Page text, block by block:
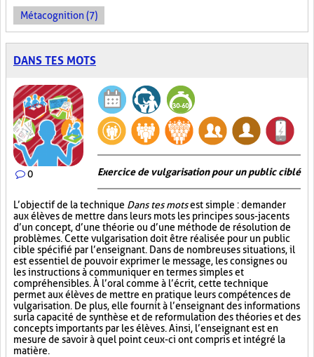
Métacognition (7)
DANS TES MOTS
0 Exercice de vulgarisation pour un public ciblé
L’objectif de la technique Dans tes motsest simple : demander
aux élèves de mettre dans leurs mots les principes sous-jacents
d’un concept, d’une théorie ou d’une méthode de résolution de
problèmes. Cette vulgarisation doit être réalisée pour un public
cible spécifié par l’enseignant. Dans de nombreuses situations, il
est essentiel de pouvoir exprimer le message, les consignes ou
les instructions à communiquer en termes simples et
compréhensibles. À l’oral comme à l’écrit, cette technique
permet aux élèves de mettre en pratique leurs compétences de
vulgarisation. De plus, elle fournit à l’enseignant des informations
sur la capacité de synthèse et de reformulation des théories et des
concepts importants par les élèves. Ainsi, l’enseignant est en
mesure de savoir à quel point ceux-ci ont compris et intégré la
matière.